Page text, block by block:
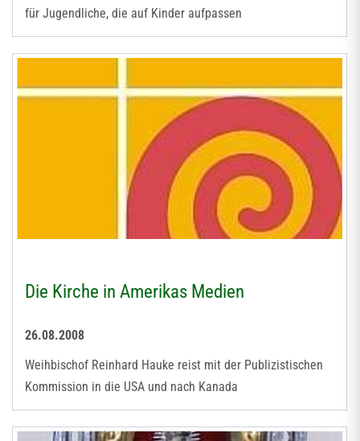
für Jugendliche, die auf Kinder aufpassen
Die Kirche in Amerikas Medien
26.08.2008
Weihbischof Reinhard Hauke reist mit der Publizistischen
Kommission in die USA und nach Kanada